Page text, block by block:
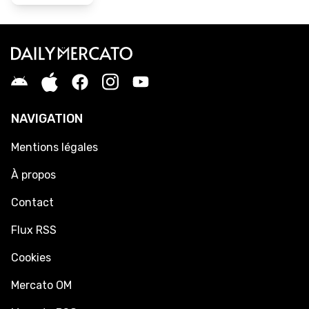
NAVIGATION
Mentions légales
À propos
Contact
Flux RSS
Cookies
Mercato OM